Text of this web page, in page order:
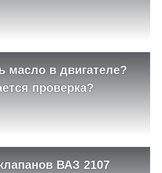
масло в двигателе?
проверка?
ВАЗ 2107